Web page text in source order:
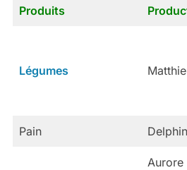
Produits
Légumes
Pain
Aurore